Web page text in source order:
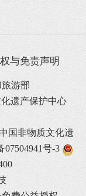
与免责声明
游部
遗产保护中心
国非物质文化遗
07504941号-3